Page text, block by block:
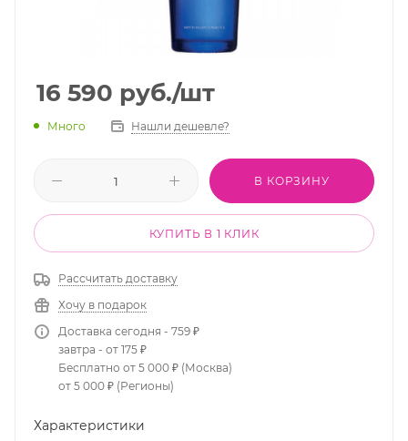
16 590 руб./шт
Много Нашли дешевле?
В КОРЗИНУ
КУПИТЬ В 1 КЛИК
Рассчитать доставку
Хочу в подарок
Доставка сегодня - 759 ₽
завтра - от 175 ₽
Бесплатно от 5 000 ₽ (Москва)
от 5 000 ₽ (Регионы)
Характеристики